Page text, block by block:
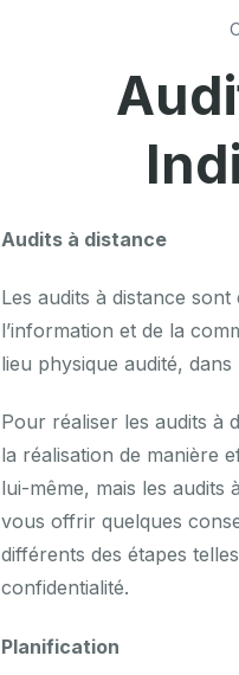
Audits à distance
Les audits à distance sont
l’information et de la
lieu physique audité,
Pour réaliser les audits à
la réalisation de manière
lui-même, mais les audits
vous offrir quelques
différents des étapes
confidentialité.
Planification